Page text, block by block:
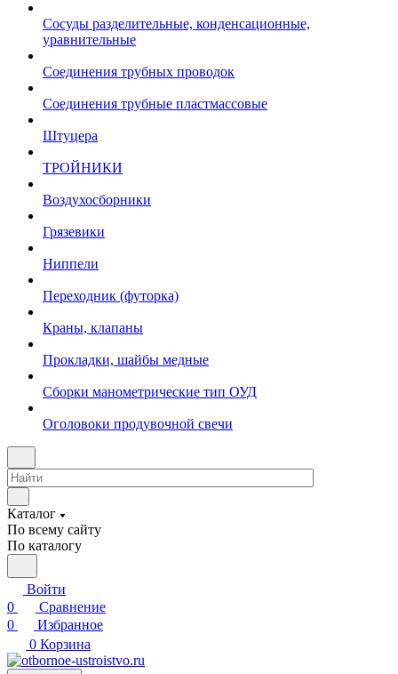
Сосуды разделительные, конденсационные,
уравнительные
Соединения трубных проводок
Соединения трубные пластмассовые
Штуцера
ТРОЙНИКИ
Воздухосборники
Грязевики
Ниппели
Переходник (футорка)
Краны, клапаны
Прокладки, шайбы медные
Сборки манометрические тип ОУД
Оголовоки продувочной свечи
Каталог
По всему сайту
По каталогу
Войти
0
Сравнение
0
Избранное
0 Корзина